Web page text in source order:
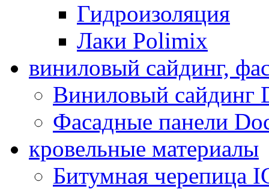
Гидроизоляция
Лаки Polimix
виниловый сайдинг,
Виниловый сайдинг
Фасадные панели
кровельные материалы
Битумная черепица